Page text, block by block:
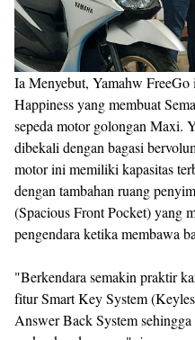
Ia Menyebut, Yamahw
Happiness yang membuat
sepeda motor golongan Maxi.
dibekali dengan bagasi
motor ini memiliki kapasitas
dengan tambahan ruang
(Spacious Front Pocket) yang
pengendara ketika membawa
"Berkendara semakin praktir
fitur Smart Key System
Answer Back System